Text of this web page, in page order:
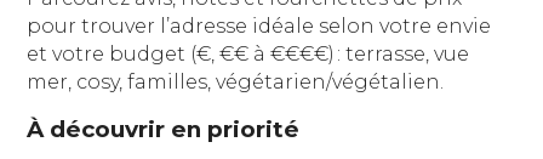
pour trouver l’adresse idéale selon votre envie
et votre budget (€, €€ à €€€€) : terrasse, vue
mer, cosy, familles, végétarien/végétalien.
À découvrir en priorité